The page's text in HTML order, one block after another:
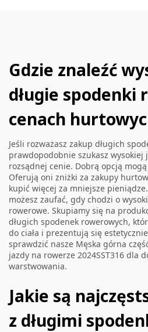
Gdzie znaleźć
długie spodenki
cenach
Jeśli rozważasz zakup długich
prawdopodobnie szukasz wysokiej
rozsądnej cenie. Dobrą opcją
Oferują oni zniżki za zakupy
kupić więcej za mniejsze
możesz zaufać, gdy chodzi o
rowerowe. Skupiamy się na
długich spodenek rowerowych,
do ciała i prezentują się
sprawdzić nasze Męska górna
jazdy na rowerze 2024SST316 dla
warstwowania.
Jakie są
z długimi